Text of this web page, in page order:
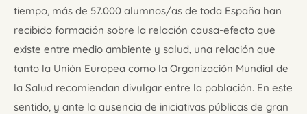
tiempo, más de 57.000 alumnos/as de toda España han
recibido formación sobre la relación causa-efecto que
existe entre medio ambiente y salud, una relación que
tanto la Unión Europea como la Organización Mundial de
la Salud recomiendan divulgar entre la población. En este
sentido, y ante la ausencia de iniciativas públicas de gran